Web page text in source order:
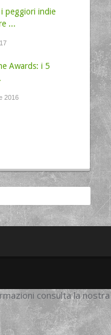
peggiori indie
...
Awards: i 5
2016
consulta la nostra